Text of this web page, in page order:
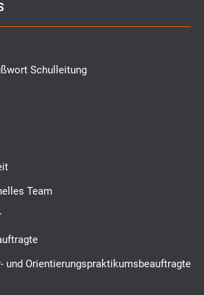
Schulleitung
Team
und Orientierungspraktikumsbeauftragte